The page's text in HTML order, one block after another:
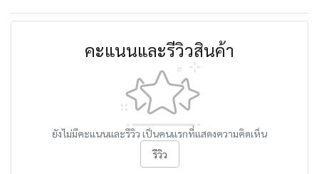
คะแนนและรีวิวสินค้า
ยังไม่มีคะแนนและรีวิว เป็นคนแรกที่แสดงความคิดเห็น
รีวิว